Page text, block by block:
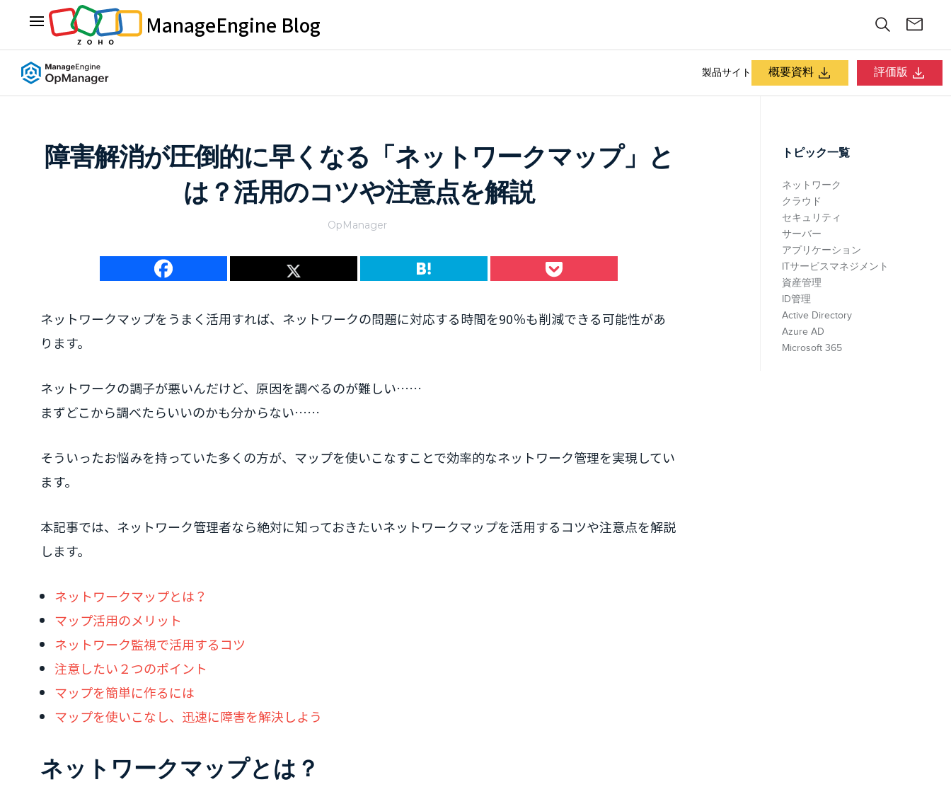
ManageEngine Blog
製品サイト 概要資料 評価版
障害解消が圧倒的に早くなる「ネットワークマップ」と
は？活用のコツや注意点を解説
OpManager
ネットワークマップをうまく活用すれば、ネットワークの問題に対応する時間を90％も削減できる可能性があ
ります。
ネットワークの調子が悪いんだけど、原因を調べるのが難しい……
まずどこから調べたらいいのかも分からない……
そういったお悩みを持っていた多くの方が、マップを使いこなすことで効率的なネットワーク管理を実現してい
ます。
本記事では、ネットワーク管理者なら絶対に知っておきたいネットワークマップを活用するコツや注意点を解説
します。
ネットワークマップとは？
マップ活用のメリット
ネットワーク監視で活用するコツ
注意したい２つのポイント
マップを簡単に作るには
マップを使いこなし、迅速に障害を解決しよう
ネットワークマップとは？
トピック一覧
ネットワーク
クラウド
セキュリティ
サーバー
アプリケーション
ITサービスマネジメント
資産管理
ID管理
Active Directory
Azure AD
Microsoft 365